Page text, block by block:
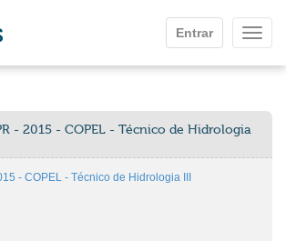
Entrar
- 2015 - COPEL - Técnico de Hidrologia
- COPEL - Técnico de Hidrologia III